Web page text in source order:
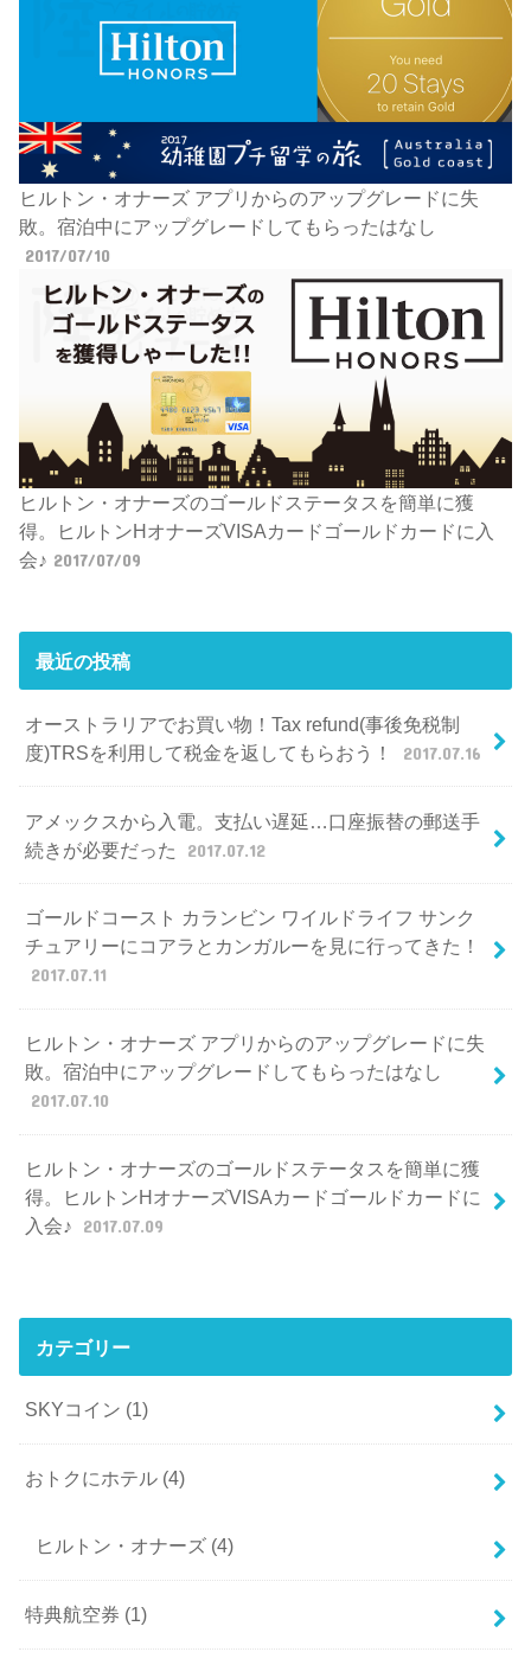
ヒルトン・オナーズ アプリからのアップグレードに失
敗。宿泊中にアップグレードしてもらったはなし
2017/07/10
ヒルトン・オナーズのゴールドステータスを簡単に獲
得。ヒルトンHオナーズVISAカードゴールドカードに入
会♪ 2017/07/09
最近の投稿
オーストラリアでお買い物！Tax refund(事後免税制
度)TRSを利用して税金を返してもらおう！
2017.07.16
アメックスから入電。支払い遅延…口座振替の郵送手
続きが必要だった
2017.07.12
ゴールドコースト カランビン ワイルドライフ サンク
チュアリーにコアラとカンガルーを見に行ってきた！
2017.07.11
ヒルトン・オナーズ アプリからのアップグレードに失
敗。宿泊中にアップグレードしてもらったはなし
2017.07.10
ヒルトン・オナーズのゴールドステータスを簡単に獲
得。ヒルトンHオナーズVISAカードゴールドカードに
入会♪
2017.07.09
カテゴリー
SKYコイン (1)
おトクにホテル (4)
ヒルトン・オナーズ (4)
特典航空券 (1)